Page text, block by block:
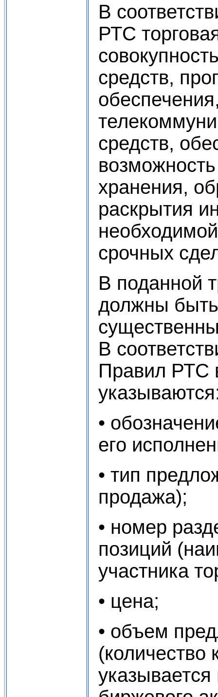
В
РТС
средств,
средств,
хранения,
раскрытия
срочных
В поданной
должны
В
Правил РТС
•
его
• тип
продажа);
• номер
позиций
участника
• цена;
• объем
(количество
указывается